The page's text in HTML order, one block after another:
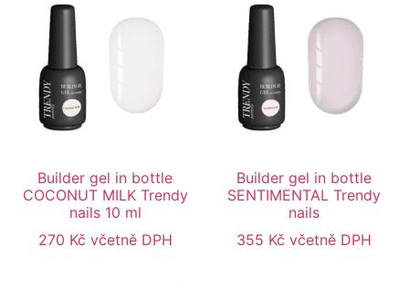
Builder gel in bottle
COCONUT MILK Trendy
nails 10 ml
270 Kč včetně DPH
Builder gel in bottle
SENTIMENTAL Trendy
nails
355 Kč včetně DPH